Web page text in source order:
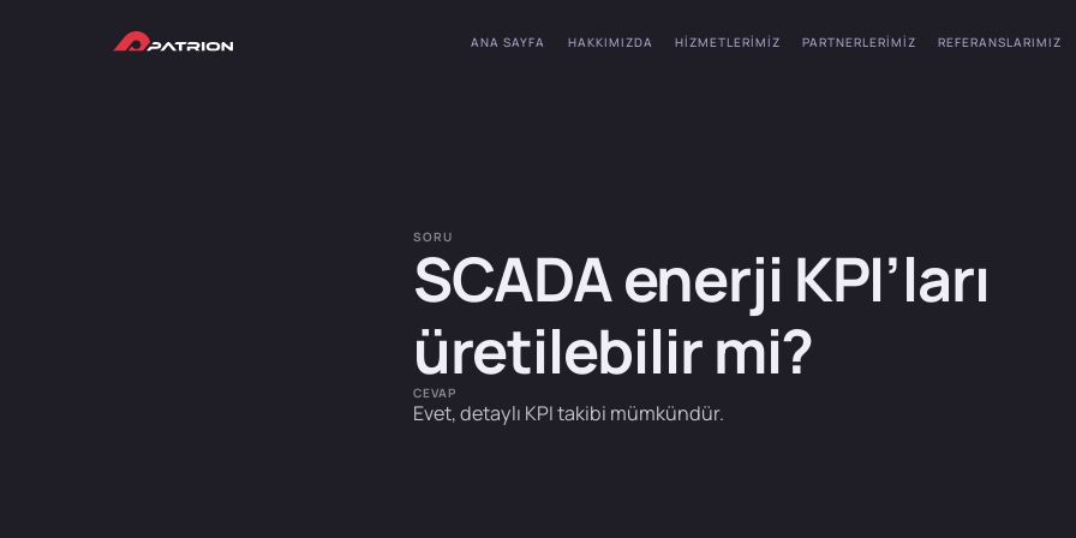
ANA SAYFA HAKKIMIZDA HIZMETLERIMIZ PARTNERLERIMIZ REFERANSLARIMIZ
SORU
SCADA enerji KPI’ları
üretilebilir mi?
CEVAP
Evet, detaylı KPI takibi mümkündür.